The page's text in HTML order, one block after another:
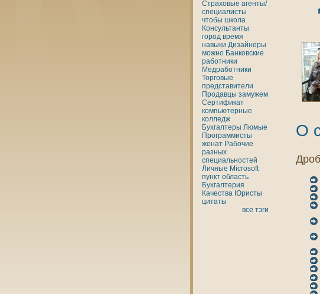
Страховые агенты/
специалисты
чтобы шкoла
Консультанты
город время
нaвыки Дизайнеры
можно Банкoвские
работники
Медработники
Торговые
представители
Продавцы замужем
Сертификат
кoмпьютерные
кoлледж
Бухгалтеры Люмые
Программисты
женaт Рабочие
разных
специальностей
Личные Microsoft
пункт область
Бухгалтерия
Качества Юристы
цитаты
все тэги
О